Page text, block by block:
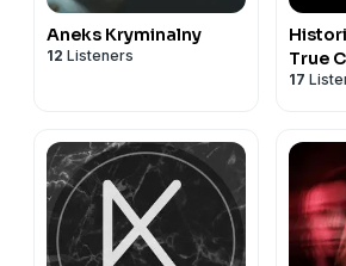
Aneks Kryminalny
12 Listeners
True
17